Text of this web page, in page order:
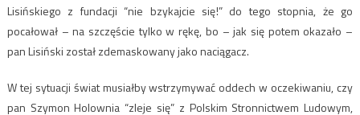
Lisińskiego z fundacji “nie bzykajcie się!” do tego stopnia, że go
pocałował – na szczęście tylko w rękę, bo – jak się potem okazało –
pan Lisiński został zdemaskowany jako naciągacz.
W tej sytuacji świat musiałby wstrzymywać oddech w oczekiwaniu, czy
pan Szymon Holownia “zleje się” z Polskim Stronnictwem Ludowym,